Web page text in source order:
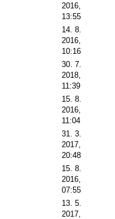
2016,
13:55
14. 8.
2016,
10:16
30. 7.
2018,
11:39
15. 8.
2016,
11:04
31. 3.
2017,
20:48
15. 8.
2016,
07:55
13. 5.
2017,